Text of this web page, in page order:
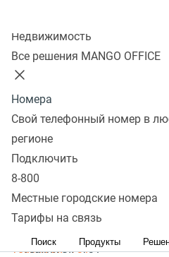
Недвижимость
Все решения MANGO OFFICE
Номера
Свой телефонный номер в
регионе
Подключить
8-800
Местные городские номера
Тарифы на связь
Поиск Продукты
Общая настройка Escene
Сброс всех настроек /
Перевод звонков через
Популярное оборудование
SIP телефоны
Yealink SIP-T33G
Yealink SIP-T31